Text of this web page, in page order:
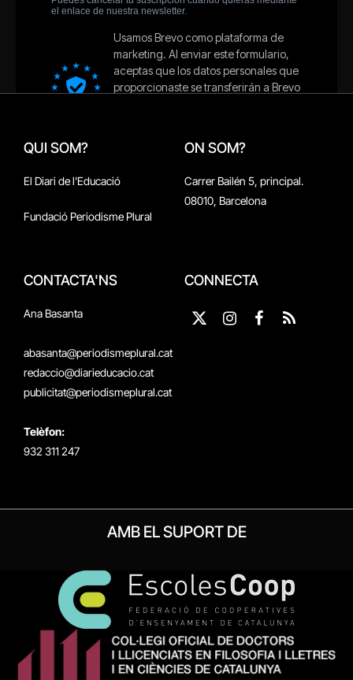
QUI SOM?
El Diari de l'Educació
Fundació Periodisme Plural
ON SOM?
Carrer Bailén 5, principal.
08010, Barcelona
CONTACTA'NS
Ana Basanta
abasanta@periodismeplural.cat
redaccio@diarieducacio.cat
publicitat@periodismeplural.cat
Telèfon:
932 311 247
CONNECTA
X
InstagramFacebook
RSS
AMB EL SUPORT DE